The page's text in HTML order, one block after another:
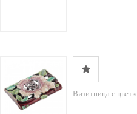
Визитница с